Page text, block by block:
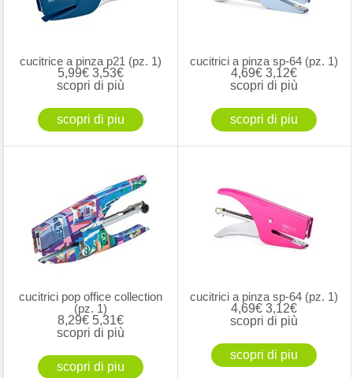
cucitrice a pinza p21 (pz. 1)
5,99€3,53€
scopri di più
cucitrici a pinza sp-64 (pz. 1)
4,69€ 3,12€
scopri di più
cucitrici pop office collection
(pz. 1)
8,29€5,31€
scopri di più
cucitrici a pinza sp-64 (pz. 1)
4,69€ 3,12€
scopri di più